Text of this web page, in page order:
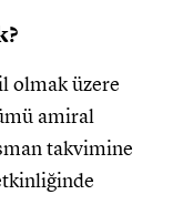
olmak üzere
amiral
takvimine